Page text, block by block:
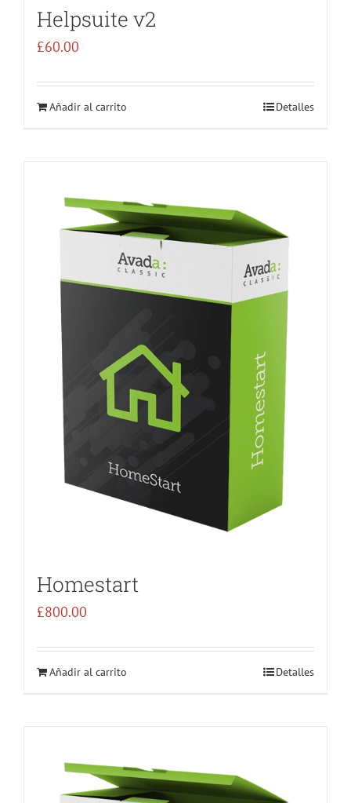
Helpsuite v2
£60.00
Añadir al carrito Detalles
Homestart
£800.00
Añadir al carrito Detalles